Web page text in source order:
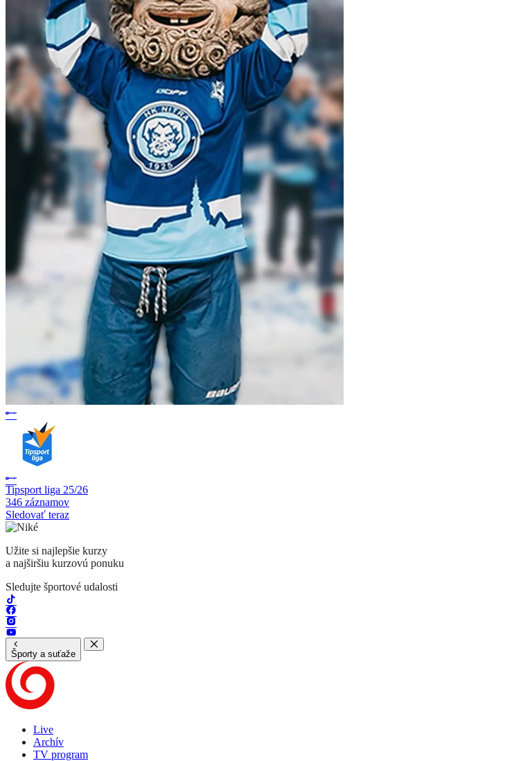
Tipsport liga 25/26
346 záznamov
Sledovať teraz
Užite si najlepšie kurzy
a najširšiu kurzovú ponuku
Sledujte športové udalosti
Športy a suťaže
Live
Archív
TV program